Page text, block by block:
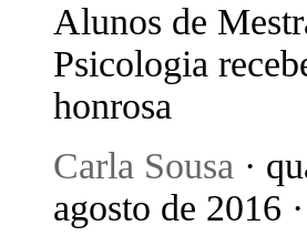
Alunos de
Psicologia
honrosa
Carla Sousa ·
agosto de 2016